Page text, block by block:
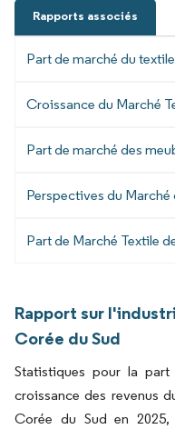
Rapports associés
Part de marché du
Croissance du Marché
Part de marché des
Perspectives du
Part de Marché Textile
Rapport sur
Corée du Sud
Statistiques pour la
croissance des revenus
Corée du Sud en